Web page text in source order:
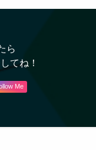
ら
てね！
Me